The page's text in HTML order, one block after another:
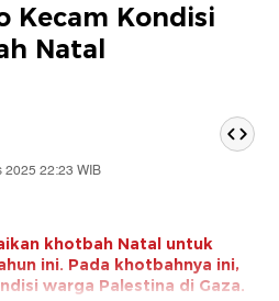
Kecam Kondisi
Natal
2025 22:23 WIB
khotbah Natal untuk
ini. Pada khotbahnya ini,
warga Palestina di Gaza.